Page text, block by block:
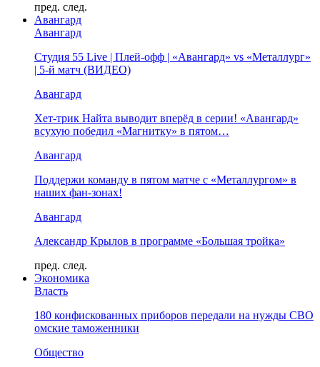
пред. след.
Авангард
Авангард
Студия 55 Live | Плей-офф | «Авангард» vs «Металлург»
| 5-й матч (ВИДЕО)
Авангард
Хет-трик Найта выводит вперёд в серии! «Авангард»
всухую победил «Магнитку» в пятом…
Авангард
Поддержи команду в пятом матче с «Металлургом» в
наших фан-зонах!
Авангард
Александр Крылов в программе «Большая тройка»
пред. след.
Экономика
Власть
180 конфискованных приборов передали на нужды СВО
омские таможенники
Общество